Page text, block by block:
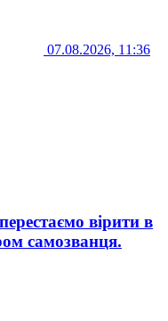
07.08.2026, 11:36
вірити в
самозванця.